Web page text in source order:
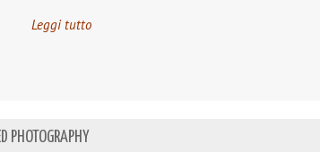
Leggi tutto
PHOTOGRAPHY